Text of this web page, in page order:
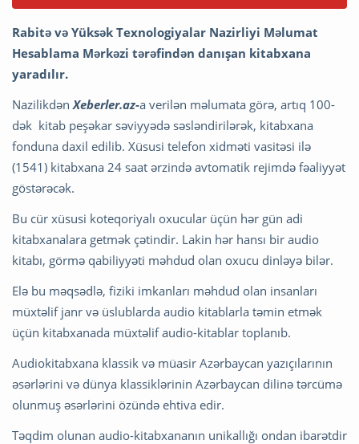
Rabitə və Yüksək Texnologiyalar Nazirliyi Məlumat
Hesablama Mərkəzi tərəfindən danışan kitabxana
yaradılır.
Nazilikdən Xeberler.az-a verilən məlumata görə, artıq 100-
dək kitab peşəkar səviyyədə səsləndirilərək, kitabxana
fonduna daxil edilib. Xüsusi telefon xidməti vasitəsi ilə
(1541) kitabxana 24 saat ərzində avtomatik rejimdə fəaliyyət
göstərəcək.
Bu cür xüsusi koteqoriyalı oxucular üçün hər gün adi
kitabxanalara getmək çətindir. Lakin hər hansı bir audio
kitabı, görmə qabiliyyəti məhdud olan oxucu dinləyə bilər.
Elə bu məqsədlə, fiziki imkanları məhdud olan insanları
müxtəlif janr və üslublarda audio kitablarla təmin etmək
üçün kitabxanada müxtəlif audio-kitablar toplanıb.
Audiokitabxana klassik və müasir Azərbaycan yazıçılarının
əsərlərini və dünya klassiklərinin Azərbaycan dilinə tərcümə
olunmuş əsərlərini özündə ehtiva edir.
Təqdim olunan audio-kitabxananın unikallığı ondan ibarətdir